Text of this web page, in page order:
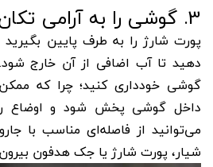
3. گوشی را به آرامی تکان دهید
پورت شارژ را به طرف پایین
دهید تا آب اضافی از آن خارج
گوشی خودداری کنید؛ چرا که
داخل گوشی پخش شود و اوضاع
می‌توانید از فاصله‌ای مناسب با
شیار، پورت شارژ یا جک هدفون